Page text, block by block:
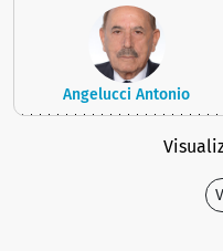
Angelucci Antonio